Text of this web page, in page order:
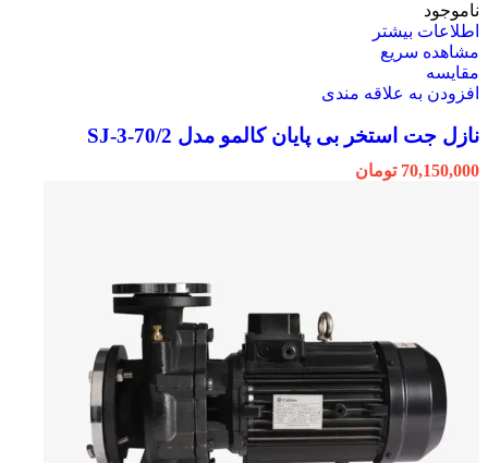
ناموجود
اطلاعات بیشتر
مشاهده سریع
مقایسه
افزودن به علاقه مندی
نازل جت استخر بی پایان کالمو مدل SJ-3-70/2
70,150,000 تومان